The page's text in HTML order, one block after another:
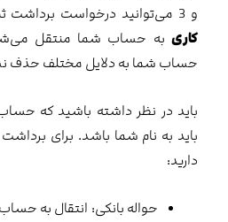
و 3 می‌توانید درخواست برداشت ثبت کنید و ظرف
کاری به حساب شما منتقل
حساب شما به دلایل مختلف حذف
باید در نظر داشته باشید که
دارید:
حواله بانکی: انتقال به